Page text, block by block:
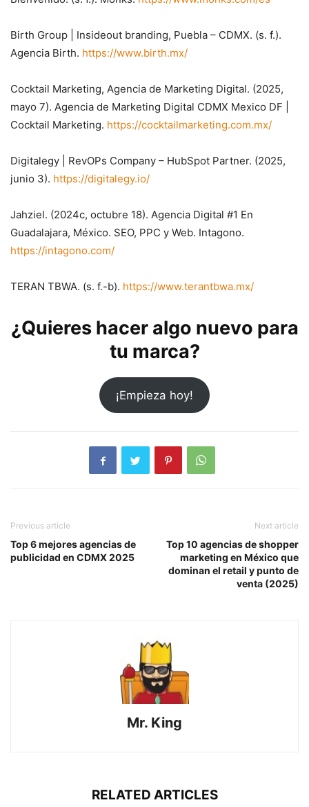
Birth Group | Insideout branding, Puebla – CDMX. (s. f.).
Agencia Birth. https://www.birth.mx/
Cocktail Marketing, Agencia de Marketing Digital. (2025,
mayo 7). Agencia de Marketing Digital CDMX Mexico DF |
Cocktail Marketing. https://cocktailmarketing.com.mx/
Digitalegy | RevOPs Company – HubSpot Partner. (2025,
junio 3). https://digitalegy.io/
Jahziel. (2024c, octubre 18). Agencia Digital #1 En
Guadalajara, México. SEO, PPC y Web. Intagono.
https://intagono.com/
TERAN TBWA. (s. f.-b). https://www.terantbwa.mx/
¿Quieres hacer algo nuevo para
tu marca?
¡Empieza hoy!
Previous article
Top 6 mejores agencias de
publicidad en CDMX 2025
Next article
Top 10 agencias de shopper
marketing en México que
dominan el retail y punto de
venta (2025)
Mr. King
RELATED ARTICLES